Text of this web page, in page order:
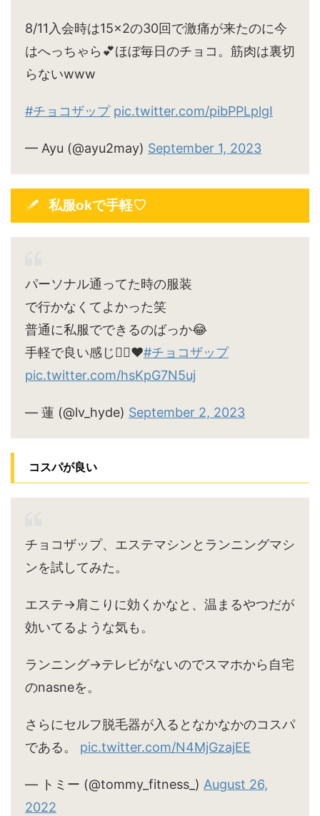
8/11入会時は15×2の30回で激痛が来たのに今
はへっちゃら💕ほぼ毎日のチョコ。筋肉は裏切
らないwww
#チョコザップ pic.twitter.com/pibPPLplgI
— Ayu (@ayu2may) September 1, 2023
私服okで手軽♡
パーソナル通ってた時の服装
で行かなくてよかった笑
普通に私服でできるのばっか😂
手軽で良い感じ🙆‍♀️♥#チョコザップ
pic.twitter.com/hsKpG7N5uj
— 蓮 (@lv_hyde) September 2, 2023
コスパが良い
チョコザップ、エステマシンとランニングマシ
ンを試してみた。
エステ→肩こりに効くかなと、温まるやつだが
効いてるような気も。
ランニング→テレビがないのでスマホから自宅
のnasneを。
さらにセルフ脱毛器が入るとなかなかのコスパ
である。 pic.twitter.com/N4MjGzajEE
— トミー (@tommy_fitness_) August 26,
2022